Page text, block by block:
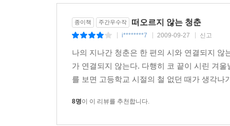
종이책 주간우수작 떠오르지 않는 청춘
i********7 2009-09-27 신고
나의 지나간 청춘은 한 편의 시와 연결되지
가 연결되지 않는다. 다행히 코 끝이 시린 겨
를 보면 고등학교 시절의 철 없던 때가 생각
8명이 이 리뷰를 추천합니다.